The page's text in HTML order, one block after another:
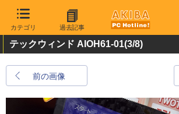
カテゴリ 過去記事
テックウィンド AIOH61-01(3/8)
前の画像